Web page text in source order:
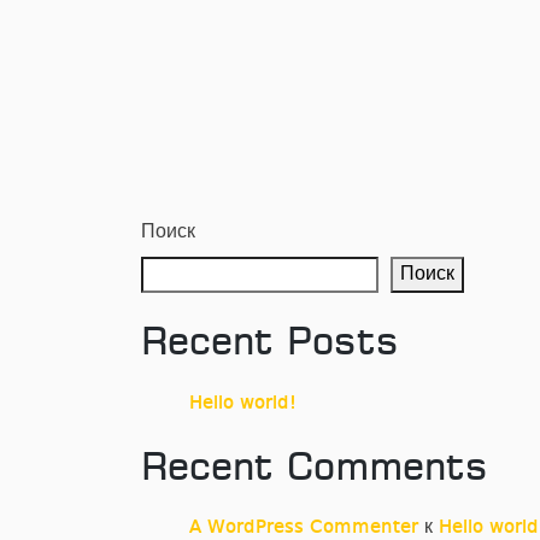
Поиск
Поиск
Recent Posts
Hello world!
Recent Comments
A WordPress Commenterк Hello